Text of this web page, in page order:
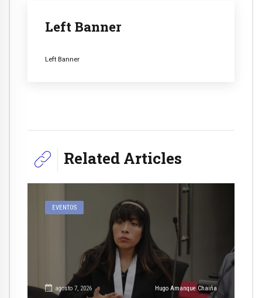
Left Banner
Left Banner
Related Articles
EVENTOS
agosto 7, 2026 Hugo Amanque Chaiña